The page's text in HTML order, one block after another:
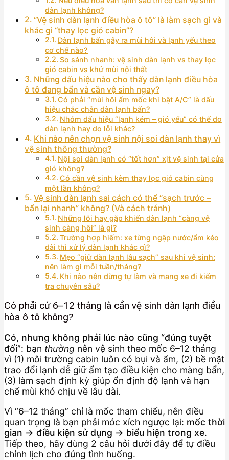
dàn lạnh không?
“Vệ sinh dàn lạnh điều hòa ô tô” là làm sạch gì và
khác gì “thay lọc gió cabin”?
Dàn lạnh bẩn gây ra mùi hôi và lạnh yếu theo
cơ chế nào?
So sánh nhanh: vệ sinh dàn lạnh vs thay lọc
gió cabin vs khử mùi nội thất
Những dấu hiệu nào cho thấy dàn lạnh điều hòa
ô tô đang bẩn và cần vệ sinh ngay?
Có phải “mùi hôi ẩm mốc khi bật A/C” là dấu
hiệu chắc chắn dàn lạnh bẩn?
Nhóm dấu hiệu “lạnh kém – gió yếu” có thể do
dàn lạnh hay do lỗi khác?
Khi nào nên chọn vệ sinh nội soi dàn lạnh thay vì
vệ sinh thông thường?
Nội soi dàn lạnh có “tốt hơn” xịt vệ sinh tại cửa
gió không?
Có cần vệ sinh kèm thay lọc gió cabin cùng
một lần không?
Vệ sinh dàn lạnh sai cách có thể “sạch trước –
bẩn lại nhanh” không? (Và cách tránh)
Những lỗi hay gặp khiến dàn lạnh “càng vệ
sinh càng hôi” là gì?
Trường hợp hiếm: xe từng ngập nước/ẩm kéo
dài thì xử lý dàn lạnh khác gì?
Mẹo “giữ dàn lạnh lâu sạch” sau khi vệ sinh:
nên làm gì mỗi tuần/tháng?
Khi nào nên dừng tự làm và mang xe đi kiểm
tra chuyên sâu?
Có phải cứ 6–12 tháng là cần vệ sinh dàn lạnh điều
hòa ô tô không?
Có, nhưng không phải lúc nào cũng “đúng tuyệt
đối”: bạn thường nên vệ sinh theo mốc 6–12 tháng
vì (1) môi trường cabin luôn có bụi và ẩm, (2) bề mặt
trao đổi lạnh dễ giữ ẩm tạo điều kiện cho màng bẩn,
(3) làm sạch định kỳ giúp ổn định độ lạnh và hạn
chế mùi khó chịu về lâu dài.
Vì “6–12 tháng” chỉ là mốc tham chiếu, nên điều
quan trọng là bạn phải móc xích ngược lại: mốc thời
gian → điều kiện sử dụng → biểu hiện trong xe.
Tiếp theo, hãy dùng 2 câu hỏi dưới đây để tự điều
chỉnh lịch cho đúng tình huống.